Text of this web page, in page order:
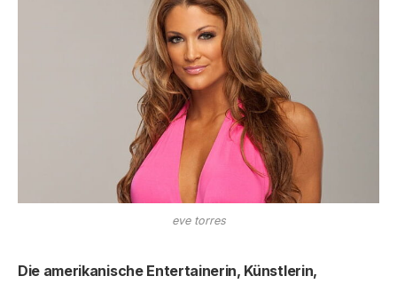
eve torres
Die amerikanische Entertainerin, Künstlerin,